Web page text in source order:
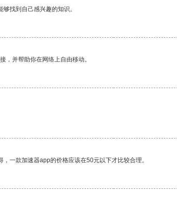
找到自己感兴趣的知识。
，并帮助你在网络上自由移动。
一款加速器app的价格应该在50元以下才比较合理。